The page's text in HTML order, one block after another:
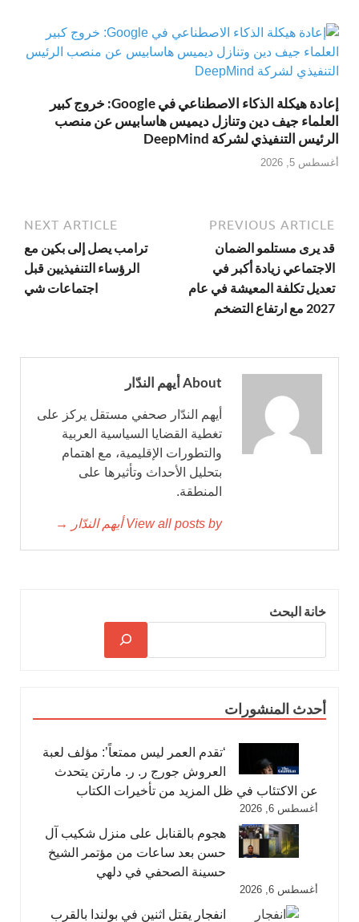
إعادة هيكلة الذكاء الاصطناعي في Google: خروج كبير
العلماء جيف دين وتنازل ديميس هاسابيس عن منصب
الرئيس التنفيذي لشركة DeepMind
أغسطس 5, 2026
PREVIOUS ARTICLE
قد يرى مستلمو الضمان
الاجتماعي زيادة أكبر في
تعديل تكلفة المعيشة في عام
2027 مع ارتفاع التضخم
NEXT ARTICLE
ترامب يصل إلى بكين مع
الرؤساء التنفيذيين قبل
اجتماعات شي
About أيهم الندّار
أيهم الندّار صحفي مستقل يركز على
تغطية القضايا السياسية العربية
والتطورات الإقليمية، مع اهتمام
بتحليل الأحداث وتأثيرها على
المنطقة.
View all posts by أيهم الندّار →
خانة البحث
أحدث المنشورات
‘تقدم العمر ليس ممتعاً’: مؤلف لعبة
العروش جورج ر. ر. مارتن يتحدث
عن الاكتئاب في ظل المزيد من تأخيرات الكتاب
أغسطس 6, 2026
هجوم بالقنابل على منزل شكيب آل
حسن بعد ساعات من مؤتمر الشيخ
حسينة الصحفي في دلهي
أغسطس 6, 2026
انفجار يقتل اثنين في بولندا بالقرب